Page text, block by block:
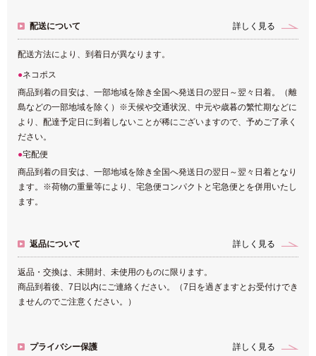
配送について 詳しく見る
配送方法により、到着日が異なります。
ネコポス
商品到着の目安は、一部地域を除き全国へ発送日の翌日～翌々日着。（離
島などの一部地域を除く）※天候や交通状況、中元や歳暮の繁忙期などに
より、配達予定日に到着しないことが稀にございますので、予めご了承く
ださい。
宅配便
商品到着の目安は、一部地域を除き全国へ発送日の翌日～翌々日着となり
ます。※荷物の重量等により、宅急便コンパクトと宅急便とを併用いたし
ます。
返品について 詳しく見る
返品・交換は、未開封、未使用のものに限ります。
商品到着後、7日以内にご連絡ください。（7日を過ぎますとお受付けでき
ませんのでご注意ください。）
プライバシー保護 詳しく見る